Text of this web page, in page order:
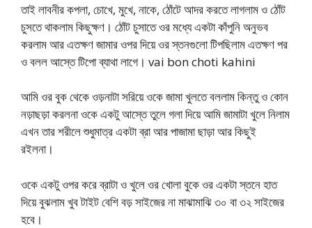
তাই লাবনীর কপলা, চোখে, মুখে, নাকে, ঠোঁটে আদর করতে লাগলাম ও ঠোঁট
চুসতে থাকলাম কিছুক্ষণ। ঠোঁট চুসাতে ওর মধ্যে একটা কাঁপুনি অনুভব
করলাম আর এতক্ষণ জামার ওপর দিয়ে ওর স্তনগুলো টিপছিলাম এতক্ষণ পর
ও বলল আস্তে টিপো ব্যাথা লাগে। vai bon choti kahini
আমি ওর বুক থেকে ওড়নাটা সরিয়ে ওকে জামা খুলতে বললাম কিন্তু ও কোন
নড়াছড়া করলনা ওকে একটু আস্তে তুলে গলা দিয়ে আমি জামাটা খুলে নিলাম
এখন তার শরীলে শুধুমাত্র একটা ব্রা আর পাজামা ছাড়া আর কিছুই
রইলনা।
ওকে একটু ওপর করে ব্রাটা ও খুলে ওর খোলা বুকে ওর একটা স্তনে হাত
দিয়ে বুঝলাম খুব টাইট বেশি বড় সাইজের না মাঝামাঝি ৩০ বা ৩২ সাইজের
হবে।